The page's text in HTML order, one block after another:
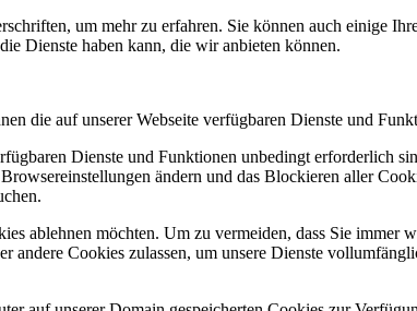
um mehr zu erfahren. Sie können auch einige
Dienste haben kann, die wir anbieten können.
die auf unserer Webseite verfügbaren Dienste und
Dienste und Funktionen unbedingt erforderlich
ändern und das Blockieren aller
ablehnen möchten. Um zu vermeiden, dass Sie
andere Cookies zulassen, um unsere Dienste